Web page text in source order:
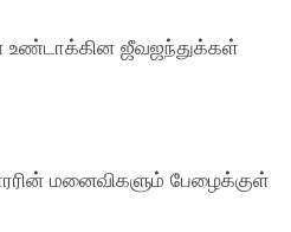
உண்டாக்கின ஜீவஜந்துக்கள்
மனைவிகளும் பேழைக்குள்